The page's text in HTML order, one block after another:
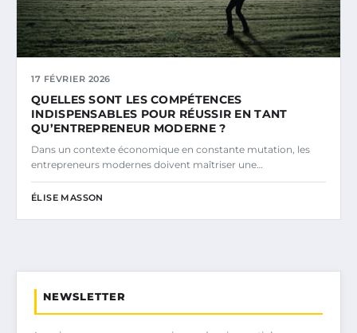
17 FÉVRIER 2026
QUELLES SONT LES COMPÉTENCES
INDISPENSABLES POUR RÉUSSIR EN TANT
QU’ENTREPRENEUR MODERNE ?
Dans un contexte économique en constante mutation, les
entrepreneurs modernes doivent maîtriser une…
ÉLISE MASSON
NEWSLETTER